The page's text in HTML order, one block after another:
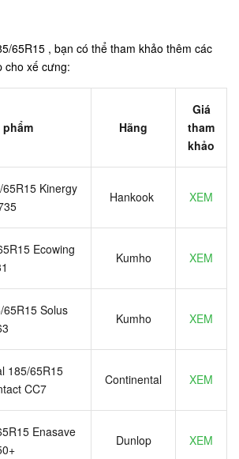
65R15 , bạn có thể tham khảo thêm các
cho xế cưng:
Hãng
Giá
tham
khảo
Kinergy
Hankook XEM
Ecowing
Kumho XEM
Solus
Kumho XEM
185/65R15
CC7
Continental XEM
Enasave
Dunlop XEM